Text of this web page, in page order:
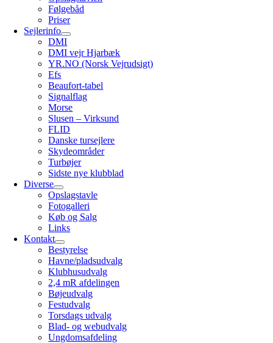
Følgebåd
Priser
Sejlerinfo
DMI
DMI vejr Hjarbæk
YR.NO (Norsk Vejrudsigt)
Efs
Beaufort-tabel
Signalflag
Morse
Slusen – Virksund
FLID
Danske tursejlere
Skydeområder
Turbøjer
Sidste nye klubblad
Diverse
Opslagstavle
Fotogalleri
Køb og Salg
Links
Kontakt
Bestyrelse
Havne/pladsudvalg
Klubhusudvalg
2,4 mR afdelingen
Bøjeudvalg
Festudvalg
Torsdags udvalg
Blad- og webudvalg
Ungdomsafdeling